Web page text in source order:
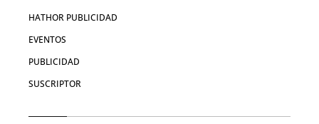
HATHOR PUBLICIDAD
EVENTOS
PUBLICIDAD
SUSCRIPTOR